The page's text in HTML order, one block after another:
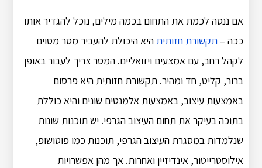
אם ננסה לכמת את התחום בכמה מילים, נוכל להגדיר אותו
ככה –תקשורת חזותית היא היכולת להעביר מסר מסוים
לקהל רחב, עם אמצעים ויזואליים. המסר צריך לעבור באופן
ברור, קליט, חד ומהיר. תקשורת חזותית היא פרסום
באמצעות עיצוב, באמצעות אלמנטים שונים והיא כוללת
בתוכה בעיקר את תחום העיצוב הגרפי. יש תוכנות שונות
שנלמדות במסגרת העיצוב הגרפי, תוכנות כמו פוטושופ,
אילוסטרייטור, אינדיזיין ואחרות. אך מהן אפשרויות